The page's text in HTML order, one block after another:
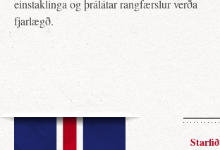
einstaklinga og þrálátar rangfærslur verða
fjarlægð.
Starfið